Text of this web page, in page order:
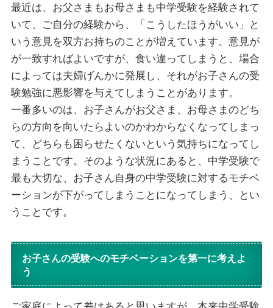
最近は、お父さまもお母さまも中学受験を経験されて
いて、ご自分の経験から、「こうしたほうがいい」と
いう意見を双方お持ちのことが増えています。意見が
が一致すればよいですが、食い違ってしまうと、場合
によっては夫婦げんかに発展し、それがお子さんの受
験勉強に悪影響を与えてしまうことがあります。
一番多いのは、お子さんがお父さま、お母さまのどち
らの方向を向いたらよいのかわからなくなってしまっ
て、どちらも困らせたくないという気持ちになってし
まうことです。そのような状況にあると、中学受験で
最も大切な、お子さん自身の中学受験に対するモチベ
ーションが下がってしまうことになってしまう、とい
うことです。
お子さんの受験へのモチベーションを第一に考えよ
う